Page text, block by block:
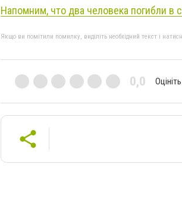
Напомним, что два человека погибли в
Якщо ви помітили помилку, виділіть необхідний текст і
0,0